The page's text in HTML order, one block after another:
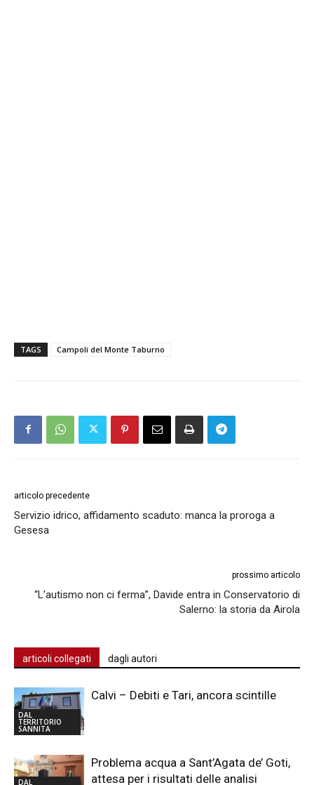
TAGS Campoli del Monte Taburno
articolo precedente
Servizio idrico, affidamento scaduto: manca la proroga a
Gesesa
prossimo articolo
“L’autismo non ci ferma”, Davide entra in Conservatorio di
Salerno: la storia da Airola
articoli collegati dagli autori
DAL
TERRITORIO
SANNITA
Calvi – Debiti e Tari, ancora scintille
DAL
Problema acqua a Sant’Agata de’ Goti,
attesa per i risultati delle analisi